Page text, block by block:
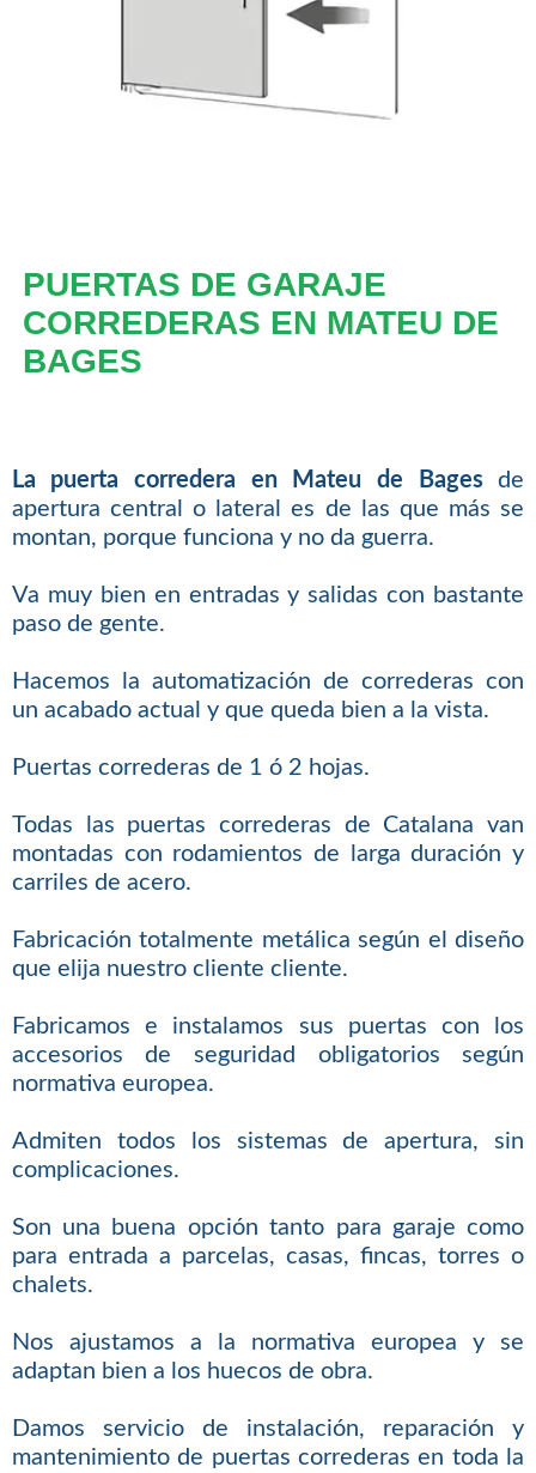
PUERTAS DE GARAJE
CORREDERAS EN MATEU DE
BAGES
La puerta corredera en Mateu de Bagesde
apertura central o lateral es de las que más se
montan, porque funciona y no da guerra.
Va muy bien en entradas y salidas con bastante
paso de gente.
Hacemos la automatización de correderas con
un acabado actual y que queda bien a la vista.
Puertas correderas de 1 ó 2 hojas.
Todas las puertas correderas de Catalana van
montadas con rodamientos de larga duración y
carriles de acero.
Fabricación totalmente metálica según el diseño
que elija nuestro cliente cliente.
Fabricamos e instalamos sus puertas con los
accesorios de seguridad obligatorios según
normativa europea.
Admiten todos los sistemas de apertura, sin
complicaciones.
Son una buena opción tanto para garaje como
para entrada a parcelas, casas, fincas, torres o
chalets.
Nos ajustamos a la normativa europea y se
adaptan bien a los huecos de obra.
Damos servicio de instalación, reparación y
mantenimiento de puertas correderas en toda la